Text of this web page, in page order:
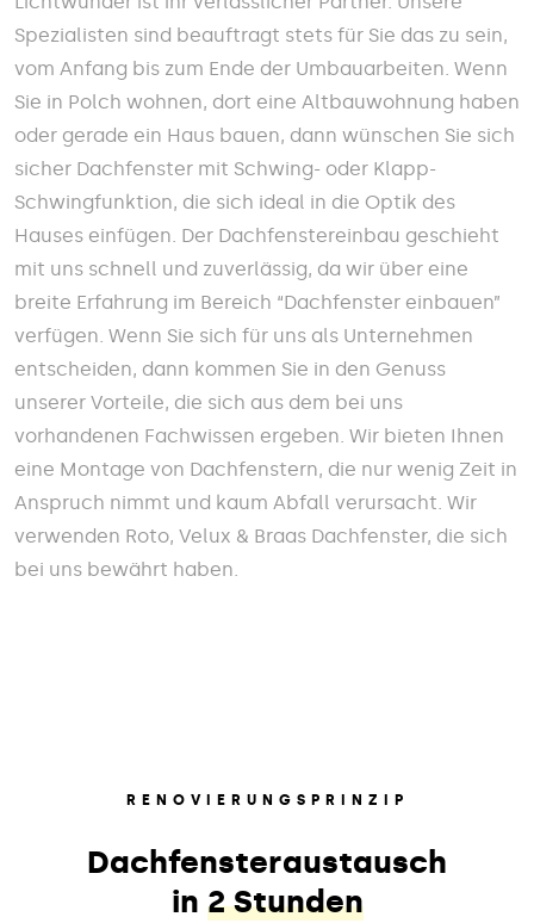
Spezialisten sind beauftragt stets für Sie das zu sein,
vom Anfang bis zum Ende der Umbauarbeiten. Wenn
Sie in Polch wohnen, dort eine Altbauwohnung haben
oder gerade ein Haus bauen, dann wünschen Sie sich
sicher Dachfenster mit Schwing- oder Klapp-
Schwingfunktion, die sich ideal in die Optik des
Hauses einfügen. Der Dachfenstereinbau geschieht
mit uns schnell und zuverlässig, da wir über eine
breite Erfahrung im Bereich “Dachfenster einbauen”
verfügen. Wenn Sie sich für uns als Unternehmen
entscheiden, dann kommen Sie in den Genuss
unserer Vorteile, die sich aus dem bei uns
vorhandenen Fachwissen ergeben. Wir bieten Ihnen
eine Montage von Dachfenstern, die nur wenig Zeit in
Anspruch nimmt und kaum Abfall verursacht. Wir
verwenden Roto, Velux & Braas Dachfenster, die sich
bei uns bewährt haben.
RENOVIERUNGSPRINZIP
Dachfensteraustausch
in 2 Stunden